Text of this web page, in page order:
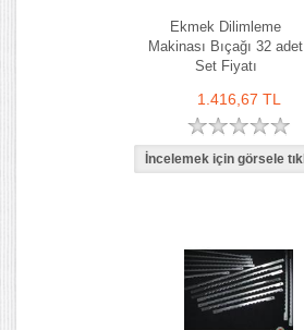
Ekmek Dilimleme
Makinası Bıçağı 32 adet
Set Fiyatı
1.416,67 TL